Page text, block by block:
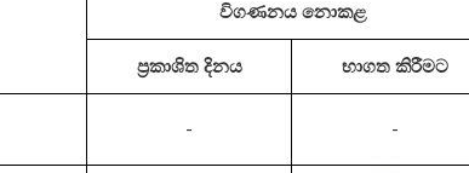
විගණනය නොකළ
ප්‍රකාශිත දිනය භාගත කිරීමට
- -